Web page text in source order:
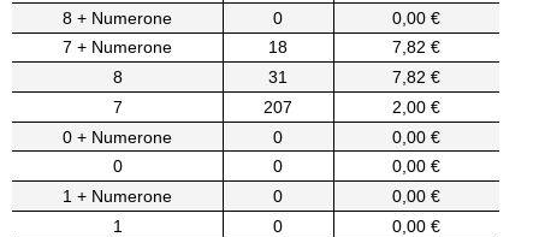
8 + Numerone
0
0,00 €
7 + Numerone
18
7,82 €
8
31
7,82 €
7
207
2,00 €
0 + Numerone
0
0,00 €
0
0
0,00 €
1 + Numerone
0
0,00 €
1
0
0,00 €